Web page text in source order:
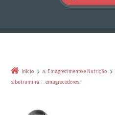
Início a. Emagrecimento e Nutrição
sibutramina… emagrecedores.